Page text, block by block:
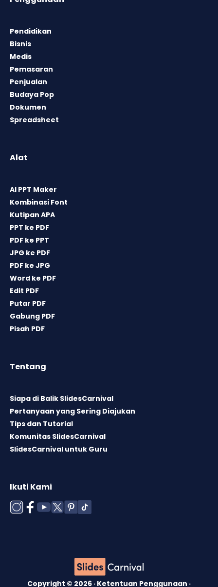
Pendidikan
Bisnis
Medis
Pemasaran
Penjualan
Budaya Pop
Dokumen
Spreadsheet
Alat
AI PPT Maker
Kombinasi Font
Kutipan APA
PPT ke PDF
PDF ke PPT
JPG ke PDF
PDF ke JPG
Word ke PDF
Edit PDF
Putar PDF
Gabung PDF
Pisah PDF
Tentang
Siapa di Balik SlidesCarnival
Pertanyaan yang Sering Diajukan
Tips dan Tutorial
Komunitas SlidesCarnival
SlidesCarnival untuk Guru
Ikuti Kami
Copyright © 2026 · Ketentuan Penggunaan ·